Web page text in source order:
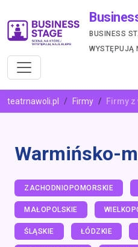
BUSINESS
WYSTĘPUJĄ
teatrnawoli.pl Firmy Firmy z
Warmińsko-
ZACHODNIOPOMORSKIE
MAŁOPOLSKIE
ŚLĄSKIE ŁÓDZKIE